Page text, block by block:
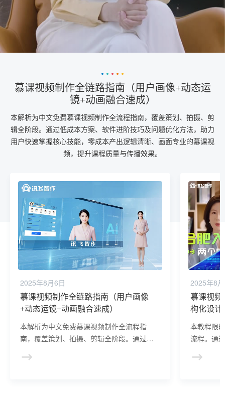
慕课视频制作全链路指南（用户画像+动态运
镜+动画融合速成）
本解析为中文免费慕课视频制作全流程指南，覆盖策划、拍摄、剪
辑全阶段。通过低成本方案、软件进阶技巧及问题优化方法，助力
用户快速掌握核心技能，零成本产出逻辑清晰、画面专业的慕课视
频，提升课程质量与传播效果。
2025年8月6日
慕课视频制作全链路指南（用户画像
+动态运镜+动画融合速成）
本解析为中文免费慕课视频制作全流程指
南，覆盖策划、拍摄、剪辑全阶段。通过低
助力用户快速掌握核心技能，零成本产出逻
2025年8
慕课视频
构化设计
本教程限
流程。通
摄、剪辑